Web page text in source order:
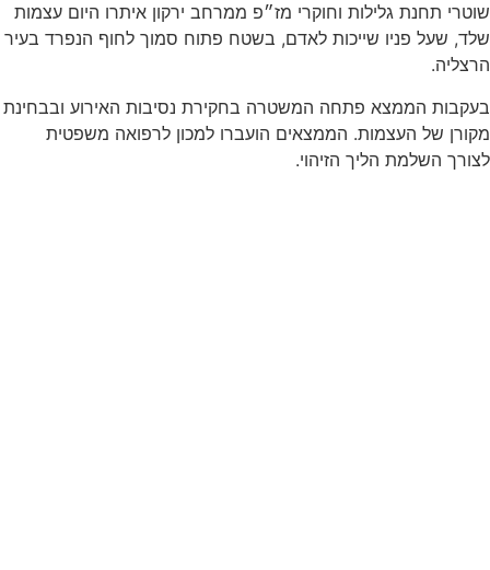
שוטרי תחנת גלילות וחוקרי מז״פ ממרחב ירקון איתרו היום עצמות
שלד, שעל פניו שייכות לאדם, בשטח פתוח סמוך לחוף הנפרד בעיר
הרצליה.
בעקבות הממצא פתחה המשטרה בחקירת נסיבות האירוע ובבחינת
מקורן של העצמות. הממצאים הועברו למכון לרפואה משפטית
לצורך השלמת הליך הזיהוי.